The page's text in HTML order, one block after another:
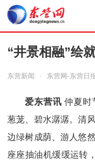
“井景相融”绘
东营新闻 · 东营网-东营日
爱东营讯 仲夏时
葱茏、碧水潺潺。清
边绿树成荫、游人悠
座座抽油机缓缓运转